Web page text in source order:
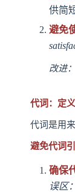
供简
避免
改进
代词：定
代词是用
避免代词
确保
误区